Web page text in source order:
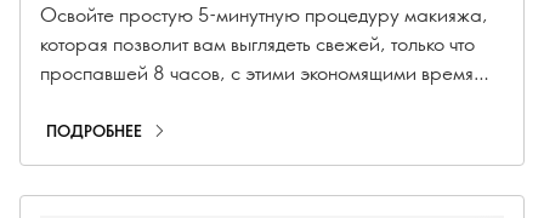
Освойте простую 5-минутную процедуру макияжа,
которая позволит вам выглядеть свежей, только что
проспавшей 8 часов, с этими экономящими время
размывающегося тонального крема до кремовых
цветов.
ПОДРОБНЕЕ